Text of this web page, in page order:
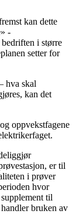
kan dette
-
i større
setter for
hva skal
kan det
oppvekstfagene
er til
i prøver
hvor
til
bruken av